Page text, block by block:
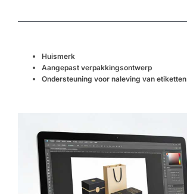
Huismerk
Aangepast verpakkingsontwerp
Ondersteuning voor naleving van etiketten